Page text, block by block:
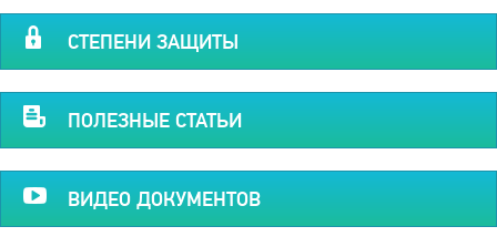
СТЕПЕНИ ЗАЩИТЫ
ПОЛЕЗНЫЕ СТАТЬИ
ВИДЕО ДОКУМЕНТОВ